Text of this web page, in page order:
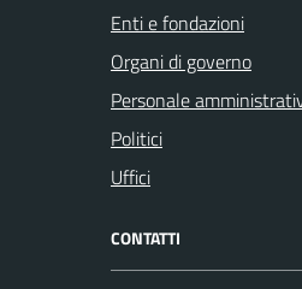
Enti e fondazioni
Organi di governo
Personale
Politici
Uffici
CONTATTI